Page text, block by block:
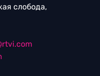
слобода,